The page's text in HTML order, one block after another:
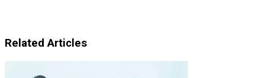
Related Articles